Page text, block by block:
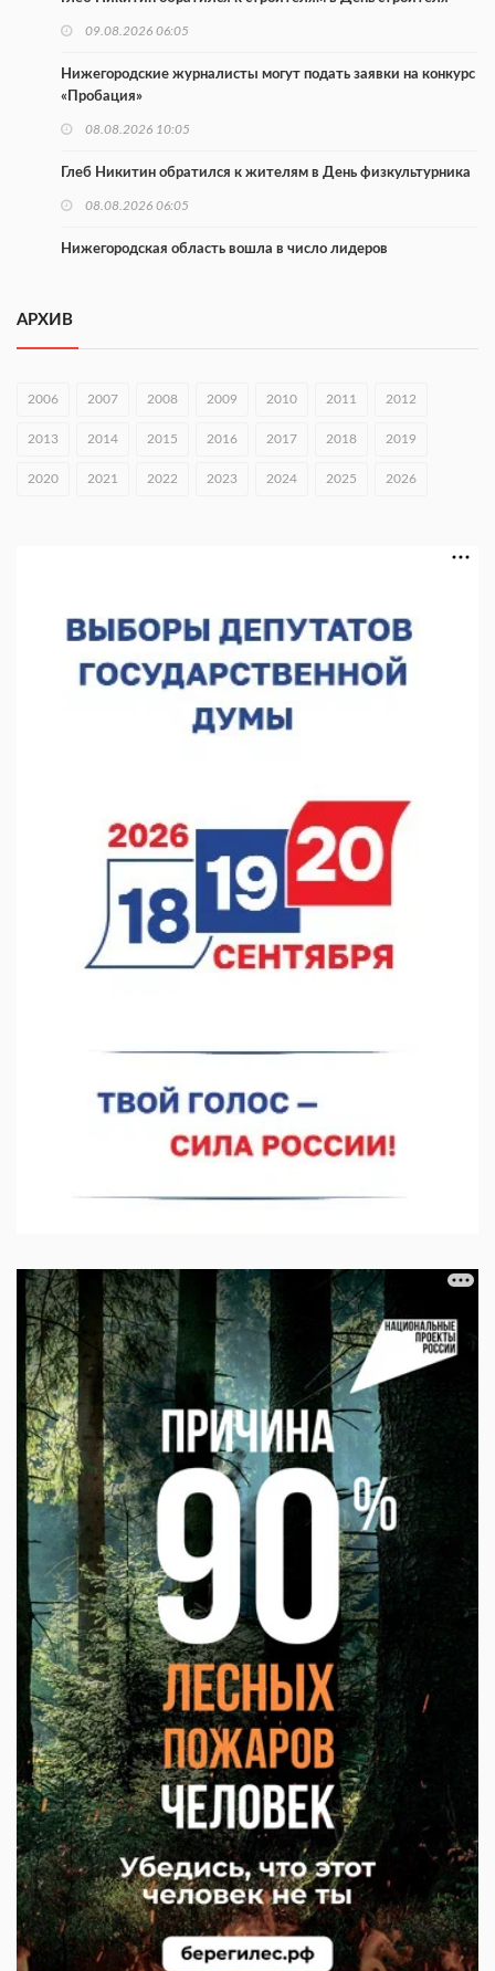
09.08.2026 06:05
Нижегородские журналисты могут подать заявки на конкурс
«Пробация»
08.08.2026 10:05
Глеб Никитин обратился к жителям в День физкультурника
08.08.2026 06:05
Нижегородская область вошла в число лидеров
Концерт проекта «Музыка балконов» пройдет 15 августа
инициативы
07.08.2026 17:01
Новгород
07.08.2026 14:01
В Нижегородской области выбрали лучшего лесного
пожарного
07.08.2026 13:48
АРХИВ
2006 2007 2008 2009 2010 2011 2012
2013 2014 2015 2016 2017 2018 2019
2020 2021 2022 2023 2024 2025 2026